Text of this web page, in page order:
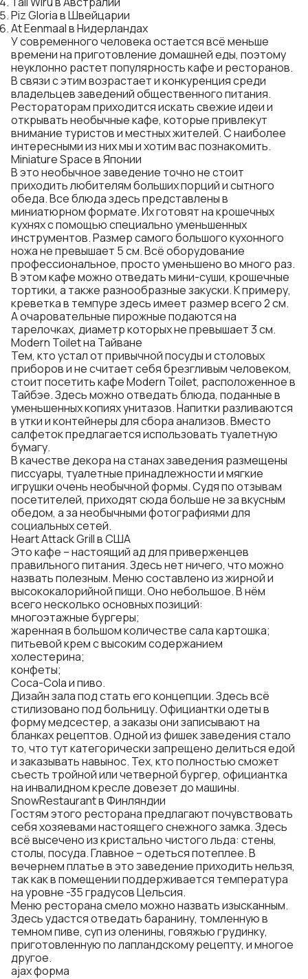
Piz Gloria в Швейцарии
At Eenmaal в Нидерландах
У современного человека остается всё меньше
времени на приготовление домашней еды, поэтому
неуклонно растет популярность кафе и ресторанов.
В связи с этим возрастает и конкуренция среди
владельцев заведений общественного питания.
Рестораторам приходится искать свежие идеи и
открывать необычные кафе, которые привлекут
внимание туристов и местных жителей. С наиболее
интересными из них мы и хотим вас познакомить.
Miniature Space в Японии
В это необычное заведение точно не стоит
приходить любителям больших порций и сытного
обеда. Все блюда здесь представлены в
миниатюрном формате. Их готовят на крошечных
кухнях с помощью специально уменьшенных
инструментов. Размер самого большого кухонного
ножа не превышает 5 см. Всё оборудование
профессиональное, просто уменьшено во много раз.
В этом кафе можно отведать мини-суши, крошечные
тортики, а также разнообразные закуски. К примеру,
креветка в темпуре здесь имеет размер всего 2 см.
А очаровательные пирожные подаются на
тарелочках, диаметр которых не превышает 3 см.
Modern Toilet на Тайване
Тем, кто устал от привычной посуды и столовых
приборов и не считает себя брезгливым человеком,
стоит посетить кафе Modern Toilet, расположенное в
Тайбэе. Здесь можно отведать блюда, поданные в
уменьшенных копиях унитазов. Напитки разливаются
в утки и контейнеры для сбора анализов. Вместо
салфеток предлагается использовать туалетную
бумагу.
В качестве декора на станах заведения размещены
писсуары, туалетные принадлежности и мягкие
игрушки очень необычной формы. Судя по отзывам
посетителей, приходят сюда больше не за вкусным
обедом, а за необычными фотографиями для
социальных сетей.
Heart Attack Grill в США
Это кафе – настоящий ад для приверженцев
правильного питания. Здесь нет ничего, что можно
назвать полезным. Меню составлено из жирной и
высококалорийной пищи. Оно небольшое. В нём
всего несколько основных позиций:
многоэтажные бургеры;
жаренная в большом количестве сала картошка;
питьевой крем с высоким содержанием
холестерина;
конфеты;
Coca-Cola и пиво.
Дизайн зала под стать его концепции. Здесь всё
стилизовано под больницу. Официантки одеты в
форму медсестер, а заказы они записывают на
бланках рецептов. Одной из фишек заведения стало
то, что тут категорически запрещено делиться едой
и заказывать навынос. Тех, кто полностью сможет
съесть тройной или четверной бургер, официантка
на инвалидном кресле довезет до машины.
SnowRestaurant в Финляндии
Гостям этого ресторана предлагают почувствовать
себя хозяевами настоящего снежного замка. Здесь
всё высечено из кристально чистого льда: стены,
столы, посуда. Главное – одеться потеплее. В
вечернем платье в это заведение приходить нельзя,
так как в помещении поддерживается температура
на уровне -35 градусов Цельсия.
Меню ресторана смело можно назвать изысканным.
Здесь удастся отведатьбаранину, томленную в
темном пиве, суп из оленины, говяжью грудинку,
приготовленную по лапландскому рецепту, и многое
другое.
ajax форма